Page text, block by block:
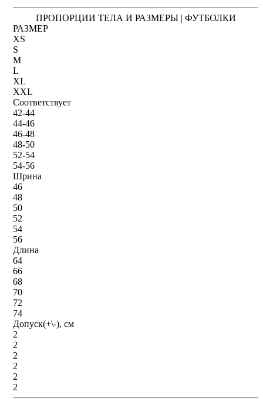
ПРОПОРЦИИ ТЕЛА И РАЗМЕРЫ | ФУТБОЛКИ
РАЗМЕР
XS
S
M
L
XL
XXL
Соответствует
42-44
44-46
46-48
48-50
52-54
54-56
Шрина
46
48
50
52
54
56
Длина
64
66
68
70
72
74
Допуск(+\-), см
2
2
2
2
2
2